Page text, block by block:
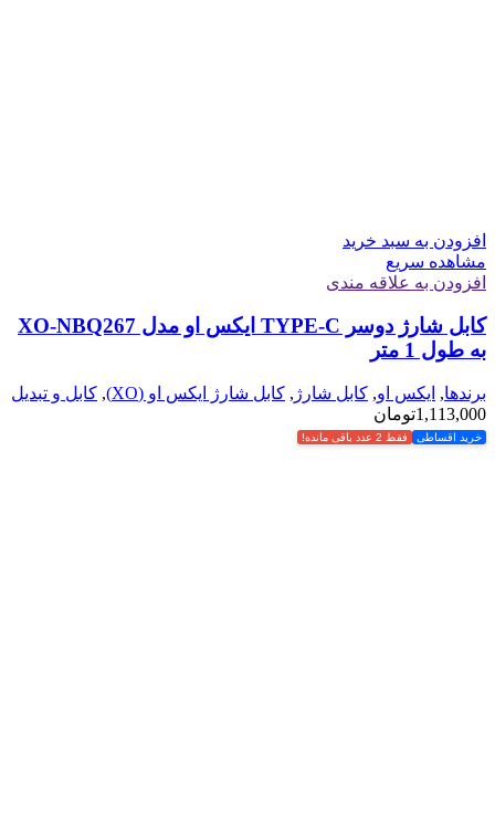
افزودن به سبد خرید
مشاهده سریع
افزودن به علاقه مندی
کابل شارژ دوسر TYPE-C ایکس او مدل XO-NBQ267
به طول 1 متر
برندها, ایکس او, کابل شارژ , کابل شارژ ایکس او (XO) , کابل و تبدیل
1,113,000تومان
خرید اقساطی فقط 2 عدد باقی مانده!